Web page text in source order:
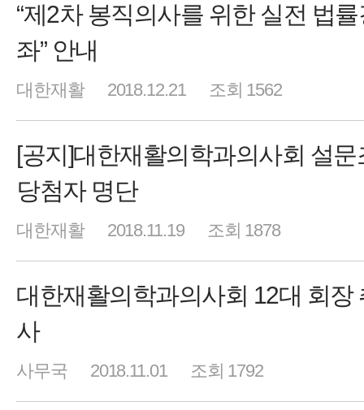
“제2차 봉직의사를 위한 실전 법률
좌” 안내
대한재활 2018.12.21 조회 1562
[공지]대한재활의학과의사회 설문
당첨자 명단
대한재활 2018.11.19 조회 1878
대한재활의학과의사회 12대 회장
사
사무국 2018.11.01 조회 1792